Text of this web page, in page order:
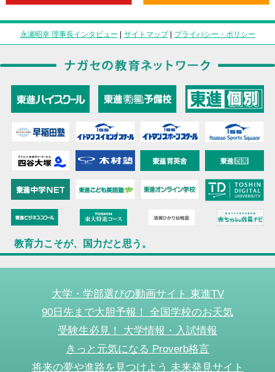
永瀬昭幸 理事長インタビュー | サイトマップ| プライバシー・ポリシー
教育力こそが、国力だと思う。
大学・学部選びの動画サイト 東進TV
90日先まで大胆予報！ 全国学校のお天気
受験生必見！ 大学情報・入試情報
きっと元気になる Proverb格言
将来の夢や進路を見つけよう 未来発見サイト